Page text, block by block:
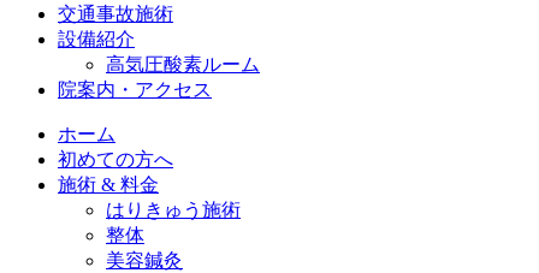
交通事故施術
設備紹介
高気圧酸素ルーム
院案内・アクセス
ホーム
初めての方へ
施術 & 料金
はりきゅう施術
整体
美容鍼灸